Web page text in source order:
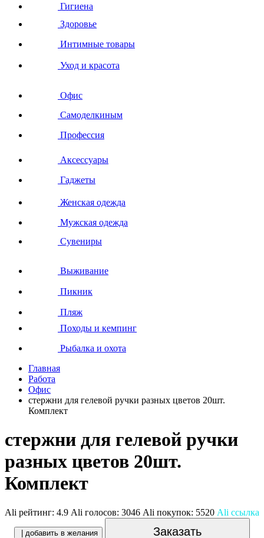
Гигиена
Здоровье
Интимные товары
Уход и красота
Офис
Самоделкиным
Профессия
Аксессуары
Гаджеты
Женская одежда
Мужская одежда
Сувениры
Выживание
Пикник
Пляж
Походы и кемпинг
Рыбалка и охота
Главная
Работа
Офис
стержни для гелевой ручки разных цветов 20шт.
Комплект
стержни для гелевой ручки
разных цветов 20шт.
Комплект
Ali рейтинг: 4.9 Ali голосов: 3046 Ali покупок: 5520 Ali ссылка
| добавить в желания Заказать